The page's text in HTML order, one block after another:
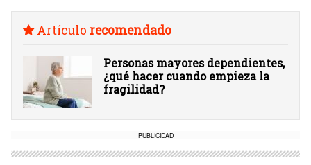
Artículo recomendado
Personas mayores dependientes,
¿qué hacer cuando empieza la
fragilidad?
PUBLICIDAD